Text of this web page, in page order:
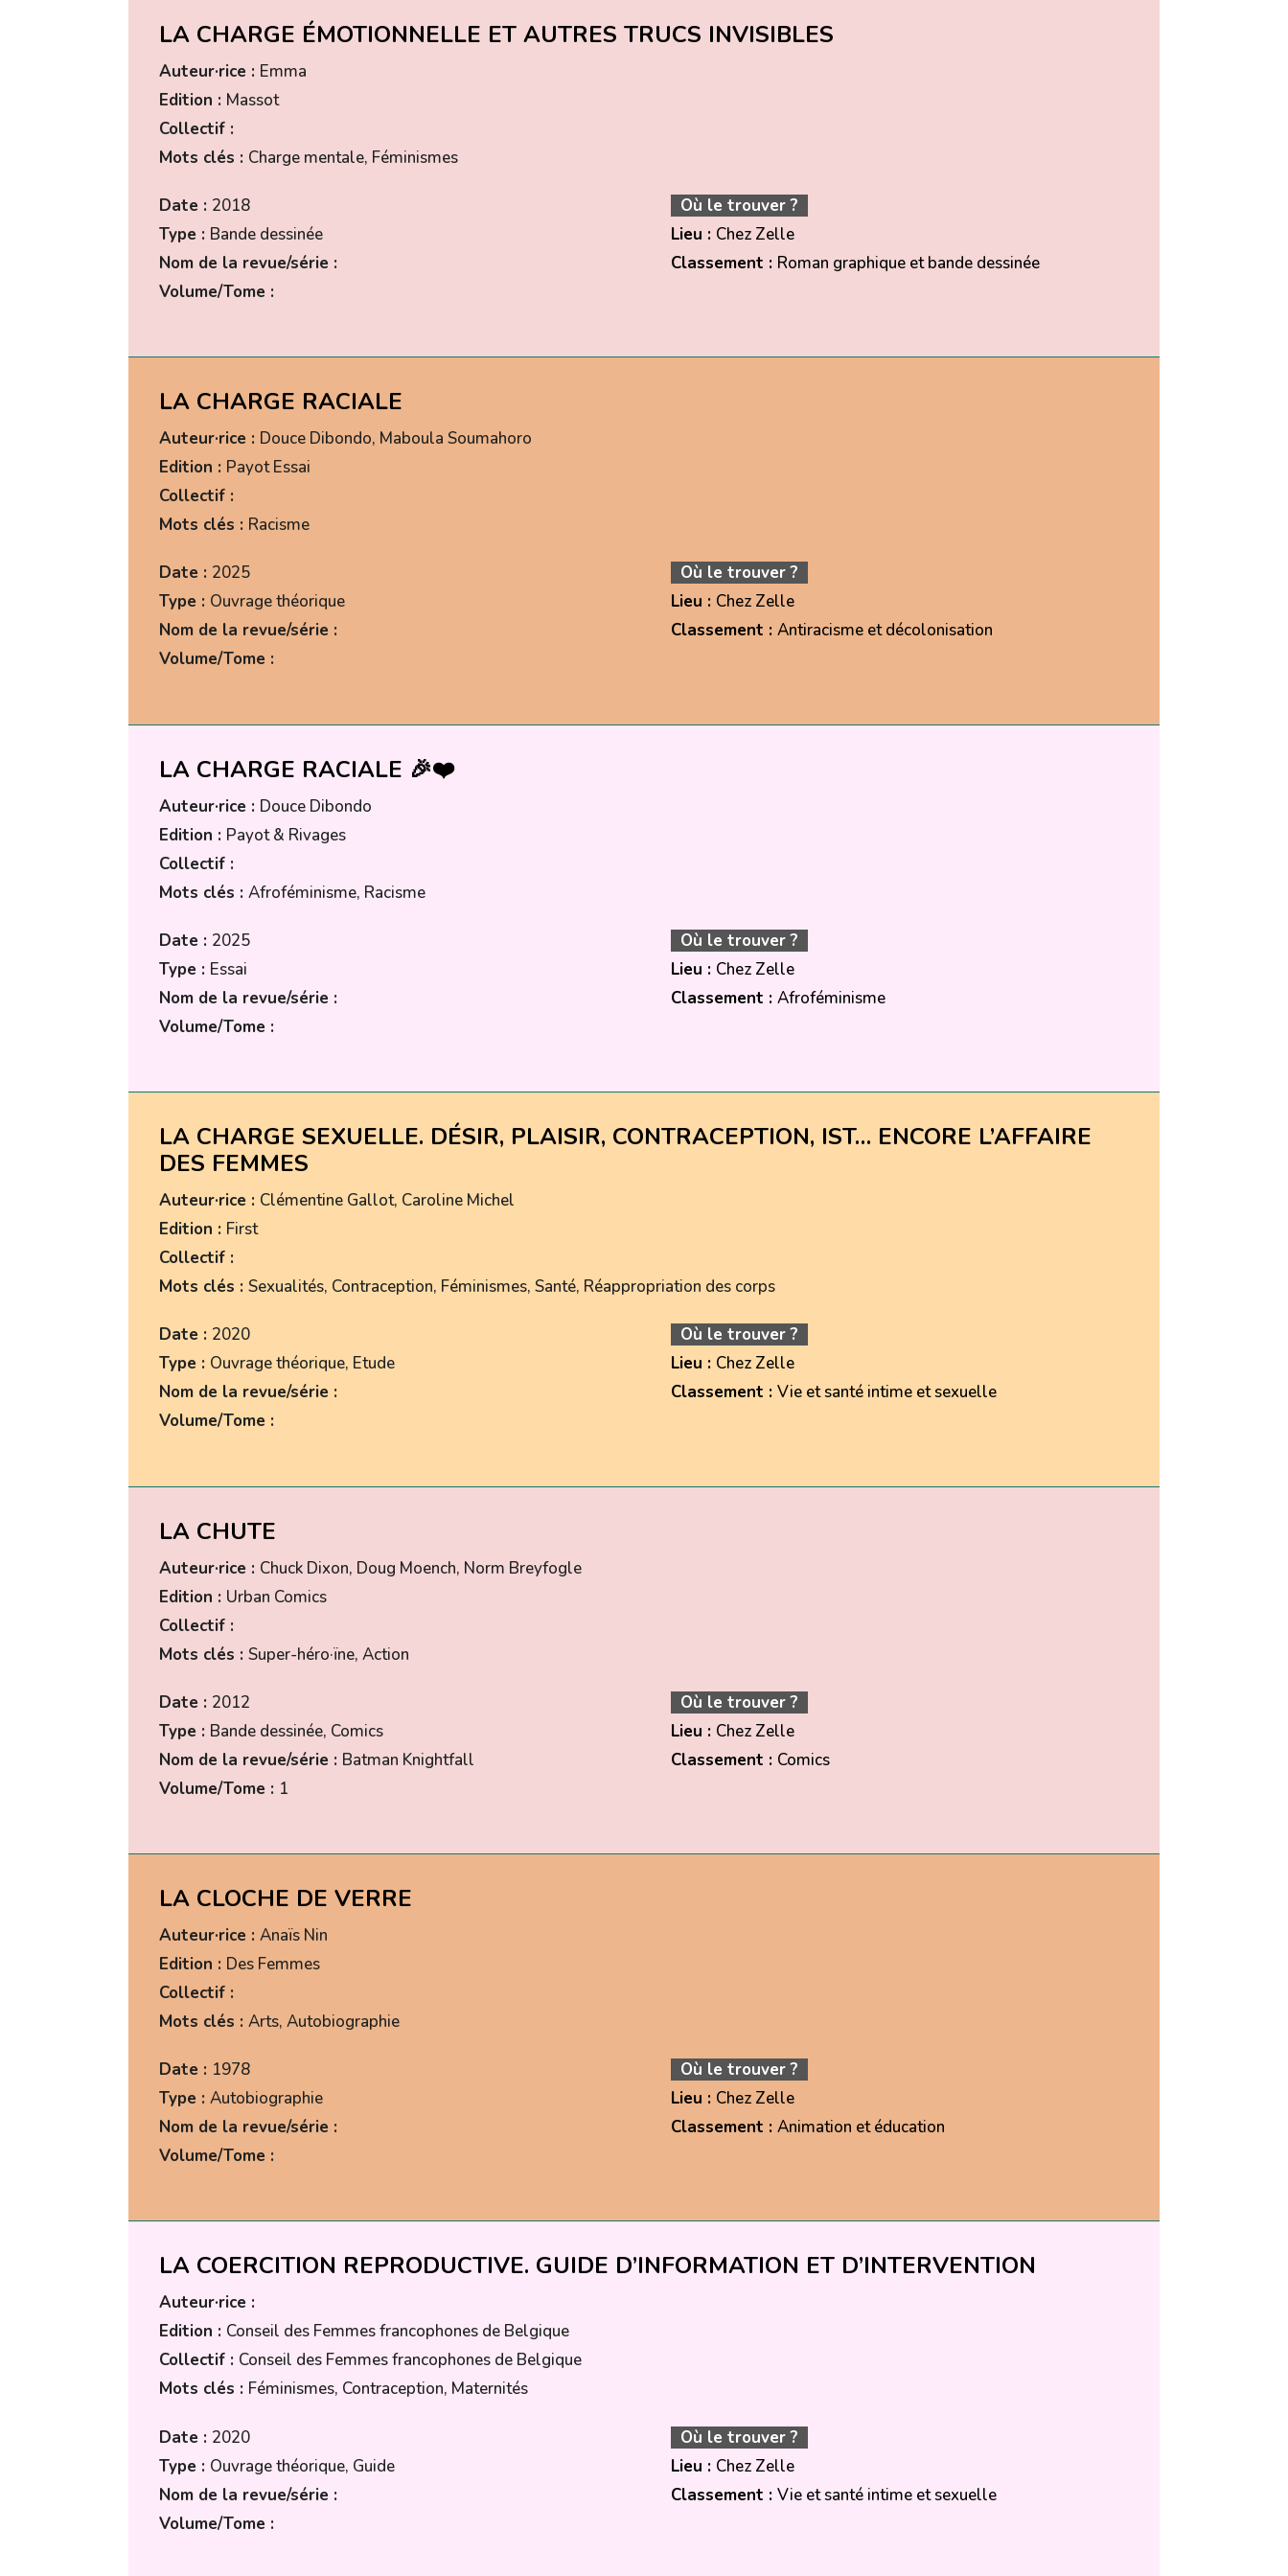
LA CHARGE ÉMOTIONNELLE ET AUTRES TRUCS INVISIBLES
Auteur·rice : Emma
Edition : Massot
Collectif :
Mots clés : Charge mentale, Féminismes
Date : 2018
Type : Bande dessinée
Nom de la revue/série :
Volume/Tome :
Où le trouver ?
Lieu : Chez Zelle
Classement : Roman graphique et bande dessinée
LA CHARGE RACIALE
Auteur·rice : Douce Dibondo, Maboula Soumahoro
Edition : Payot Essai
Collectif :
Mots clés : Racisme
Date : 2025
Type : Ouvrage théorique
Nom de la revue/série :
Volume/Tome :
Où le trouver ?
Lieu : Chez Zelle
Classement : Antiracisme et décolonisation
LA CHARGE RACIALE 🎉❤️
Auteur·rice : Douce Dibondo
Edition : Payot & Rivages
Collectif :
Mots clés :Afroféminisme, Racisme
Date : 2025
Type : Essai
Nom de la revue/série :
Volume/Tome :
Où le trouver ?
Lieu : Chez Zelle
Classement : Afroféminisme
LA CHARGE SEXUELLE. DÉSIR, PLAISIR, CONTRACEPTION, IST… ENCORE L’AFFAIRE
DES FEMMES
Auteur·rice : Clémentine Gallot, Caroline Michel
Edition : First
Collectif :
Mots clés :Sexualités, Contraception, Féminismes, Santé, Réappropriation des corps
Date : 2020
Type : Ouvrage théorique, Etude
Nom de la revue/série :
Volume/Tome :
Où le trouver ?
Lieu : Chez Zelle
Classement : Vie et santé intime et sexuelle
LA CHUTE
Auteur·rice : Chuck Dixon, Doug Moench, Norm Breyfogle
Edition : Urban Comics
Collectif :
Mots clés :Super-héro·ïne, Action
Date : 2012
Type : Bande dessinée, Comics
Nom de la revue/série : Batman Knightfall
Volume/Tome : 1
Où le trouver ?
Lieu : Chez Zelle
Classement : Comics
LA CLOCHE DE VERRE
Auteur·rice :Anaïs Nin
Edition : Des Femmes
Collectif :
Mots clés :Arts, Autobiographie
Date : 1978
Type :Autobiographie
Nom de la revue/série :
Volume/Tome :
Où le trouver ?
Lieu : Chez Zelle
Classement : Animation et éducation
LA COERCITION REPRODUCTIVE. GUIDE D’INFORMATION ET D’INTERVENTION
Auteur·rice :
Edition : Conseil des Femmes francophones de Belgique
Collectif : Conseil des Femmes francophones de Belgique
Mots clés : Féminismes, Contraception, Maternités
Date : 2020
Type : Ouvrage théorique, Guide
Nom de la revue/série :
Volume/Tome :
Où le trouver ?
Lieu : Chez Zelle
Classement : Vie et santé intime et sexuelle